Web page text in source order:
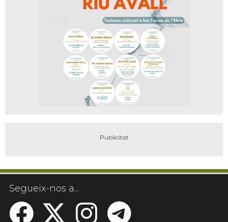
Segueix-nos a...